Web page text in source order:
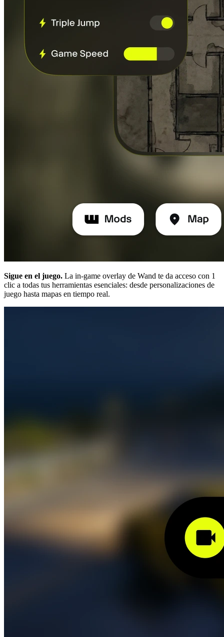
Sigue en el juego. La in-game overlay de Wand te da acceso con 1
clic a todas tus herramientas esenciales: desde personalizaciones de
juego hasta mapas en tiempo real.